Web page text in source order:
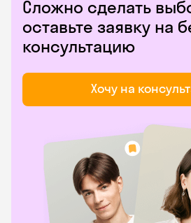
Сложно сделать
оставьте заявку на
консультацию
Хочу на